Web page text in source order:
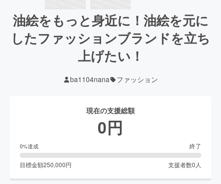
油絵をもっと身近に！油絵を元に
したファッションブランドを立ち
上げたい！
ba1104nana ファッション
現在の支援総額
0円
0%達成 終了
目標金額250,000円 支援者数0 人